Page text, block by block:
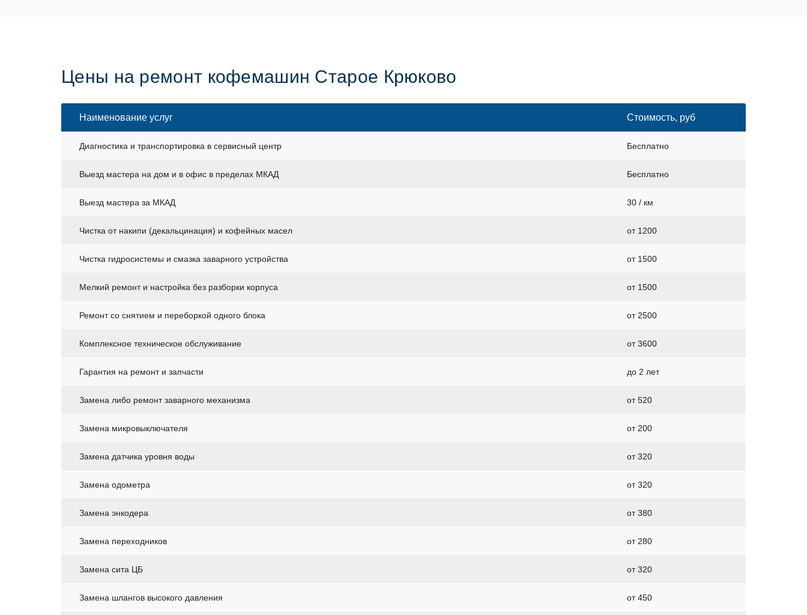
Цены на ремонт кофемашин Старое Крюково
Наименование услуг Стоимость, руб
Диагностика и транспортировка в сервисный центр Бесплатно
Выезд мастера на дом и в офис в пределах МКАД Бесплатно
Выезд мастера за МКАД 30 / км
Чистка от накипи (декальцинация) и кофейных масел от 1200
Чистка гидросистемы и смазка заварного устройства от 1500
Мелкий ремонт и настройка без разборки корпуса от 1500
Ремонт со снятием и переборкой одного блока от 2500
Комплексное техническое обслуживание от 3600
Гарантия на ремонт и запчасти до 2 лет
Замена либо ремонт заварного механизма от 520
Замена микровыключателя от 200
Замена датчика уровня воды от 320
Замена одометра от 320
Замена энкодера от 380
Замена переходников от 280
Замена сита ЦБ от 320
Замена шлангов высокого давления от 450